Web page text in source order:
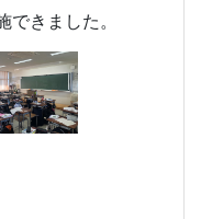
はありました
きました。